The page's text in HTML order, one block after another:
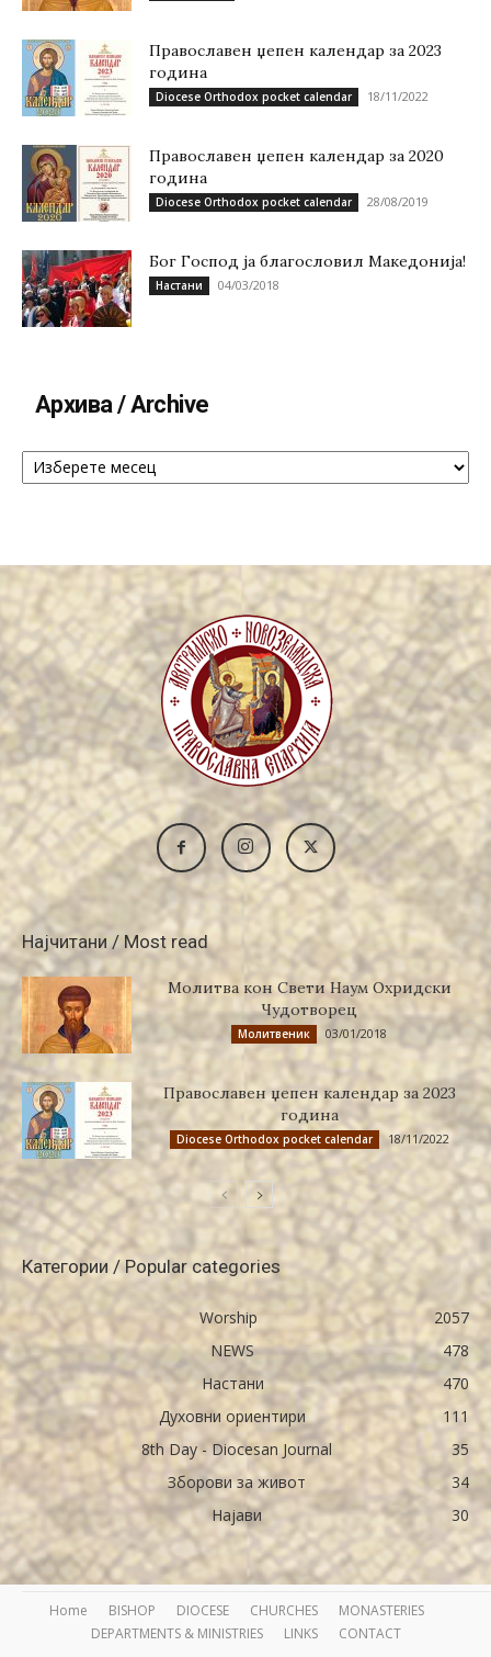
Православен џепен календар за 2023
година
Diocese Orthodox pocket calendar 18/11/2022
Православен џепен календар за 2020
година
Diocese Orthodox pocket calendar 28/08/2019
Бог Господ ја благословил Македонија!
Настани 04/03/2018
Архива / Archive
Архива
Најчитани / Most read
Молитва кон Свети Наум Охридски
Чудотворец
Молитвеник 03/01/2018
Православен џепен календар за 2023
година
Diocese Orthodox pocket calendar 18/11/2022
Категории / Popular categories
Worship
2057
NEWS
478
Настани
470
Духовни ориентири
111
8th Day - Diocesan Journal
35
Зборови за живот
34
Најави
30
Home BISHOP DIOCESE CHURCHES
MONASTERIES
DEPARTMENTS & MINISTRIES
LINKS CONTACT